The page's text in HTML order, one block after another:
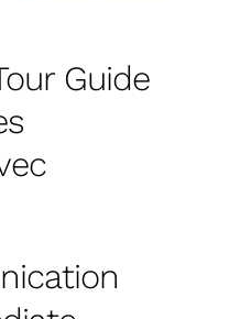
Guide